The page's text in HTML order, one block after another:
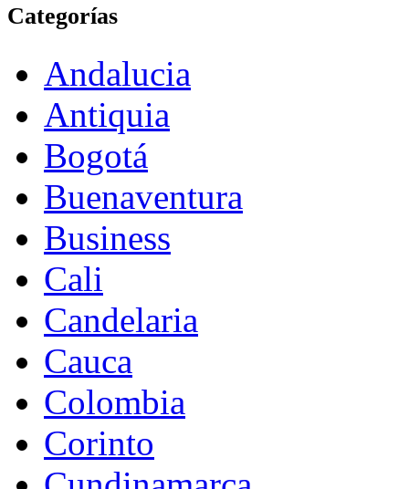
Categorías
Andalucia
Antiquia
Bogotá
Buenaventura
Business
Cali
Candelaria
Cauca
Colombia
Corinto